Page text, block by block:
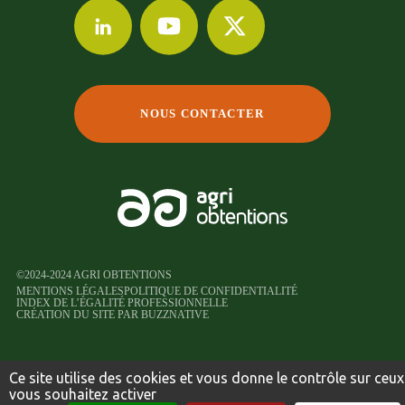
NOUS CONTACTER
©2024-2024 AGRI OBTENTIONS
MENTIONS LÉGALESPOLITIQUE DE CONFIDENTIALITÉ
INDEX DE L’ÉGALITÉ PROFESSIONNELLE
CRÉATION DU SITE PAR BUZZNATIVE
Ce site utilise des cookies et vous donne le contrôle sur
vous souhaitez activer